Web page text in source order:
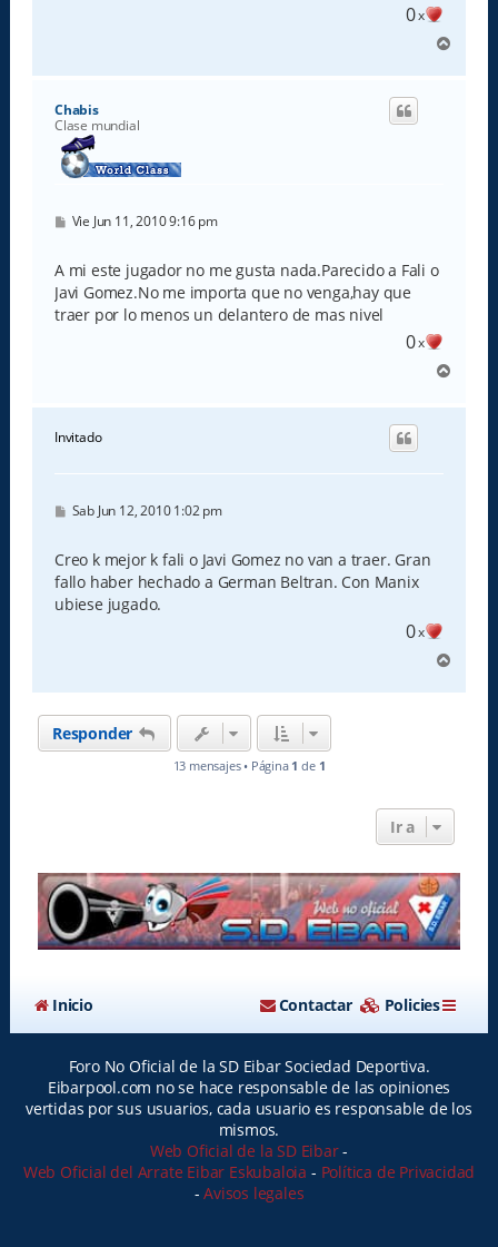
0x
r
Chabis
Clase mundial
M
s
a
j
e
Vie Jun 11, 2010 9:16 pm
A mi este jugador no me gusta nada.Parecido a Fali o
Javi Gomez.No me importa que no venga,hay que
traer por lo menos un delantero de mas nivel
0x
r
Invitado
M
s
a
j
e
Sab Jun 12, 2010 1:02 pm
Creo k mejor k fali o Javi Gomez no van a traer. Gran
fallo haber hechado a German Beltran. Con Manix
ubiese jugado.
0x
r
Responder
13 mensajes • Página 1 de 1
Ir a
Inicio Policies
Contactar
Foro No Oficial de la SD Eibar Sociedad Deportiva.
Eibarpool.com no se hace responsable de las opiniones
vertidas por sus usuarios, cada usuario es responsable de los
mismos.
Web Oficial de la SD Eibar-
Web Oficial del Arrate Eibar Eskubaloia - Política de Privacidad
-Avisos legales